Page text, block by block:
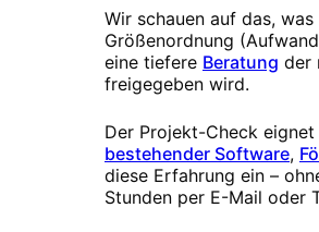
Wir schauen auf das,
Größenordnung
eine tiefere Beratung der
freigegeben wird.
Der Projekt-Check
bestehender Software,
diese Erfahrung ein –
Stunden per E-Mail oder